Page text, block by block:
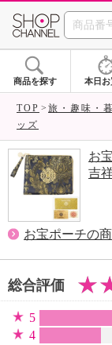
商品を探す 本日お
TOP 旅・趣味・
ッズ
お
吉
お宝ポーチの
総合評価
5
4